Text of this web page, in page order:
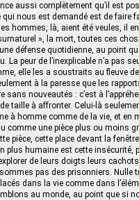
aussi complètement qu’il est
nous est demandé est de faire
hommes, là, aient été veules, il
», la mort, toutes ces
défense quotidienne, au point
La peur de l’inexplicable n’a pas
elle les a soustraits au fleuve
à la paresse que les
nouveautés : c’est à
taille à affronter. Celui-là
à homme comme de la vie, et en
comme une pièce plus ou moins
pièce, cette place devant la
plus humaine est cette insécurité,
de leurs doigts leurs
pas des prisonniers. Nulle
dans la vie comme dans
au monde, au point que si